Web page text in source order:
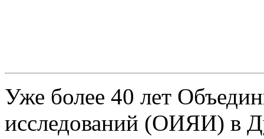
Уже более 40 лет
исследований (ОИЯИ) в